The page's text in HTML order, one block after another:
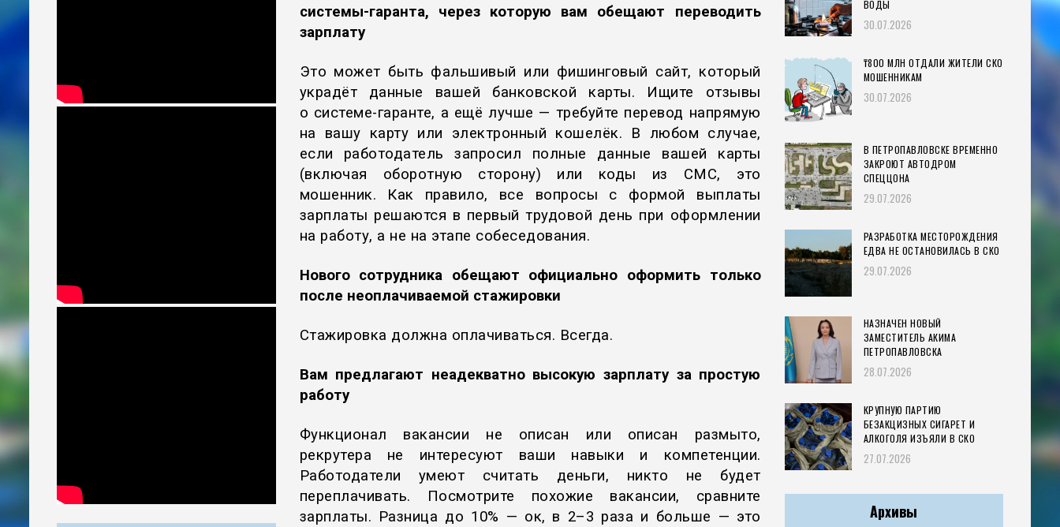
системы-гаранта, через которую вам обещают переводить
зарплату
Это может быть фальшивый или фишинговый сайт, который
украдёт данные вашей банковской карты. Ищите отзывы
о системе-гаранте, а ещё лучше — требуйте перевод напрямую
на вашу карту или электронный кошелёк. В любом случае,
если работодатель запросил полные данные вашей карты
(включая оборотную сторону) или коды из СМС, это
мошенник. Как правило, все вопросы с формой выплаты
зарплаты решаются в первый трудовой день при оформлении
на работу, а не на этапе собеседования.
Нового сотрудника обещают официально оформить только
после неоплачиваемой стажировки
Стажировка должна оплачиваться. Всегда.
Вам предлагают неадекватно высокую зарплату за простую
работу
Функционал вакансии не описан или описан размыто,
рекрутера не интересуют ваши навыки и компетенции.
Работодатели умеют считать деньги, никто не будет
переплачивать. Посмотрите похожие вакансии, сравните
зарплаты. Разница до 10% — ок, в 2–3 раза и больше — это
ВОДЫ
30.07.2026
₸800 МЛН ОТДАЛИ ЖИТЕЛИ СКО
МОШЕННИКАМ
30.07.2026
В ПЕТРОПАВЛОВСКЕ ВРЕМЕННО
ЗАКРОЮТ АВТОДРОМ
СПЕЦЦОНА
29.07.2026
РАЗРАБОТКА МЕСТОРОЖДЕНИЯ
ЕДВА НЕ ОСТАНОВИЛАСЬ В СКО
29.07.2026
НАЗНАЧЕН НОВЫЙ
ЗАМЕСТИТЕЛЬ АКИМА
ПЕТРОПАВЛОВСКА
28.07.2026
КРУПНУЮ ПАРТИЮ
БЕЗАКЦИЗНЫХ СИГАРЕТ И
АЛКОГОЛЯ ИЗЪЯЛИ В СКО
27.07.2026
Архивы